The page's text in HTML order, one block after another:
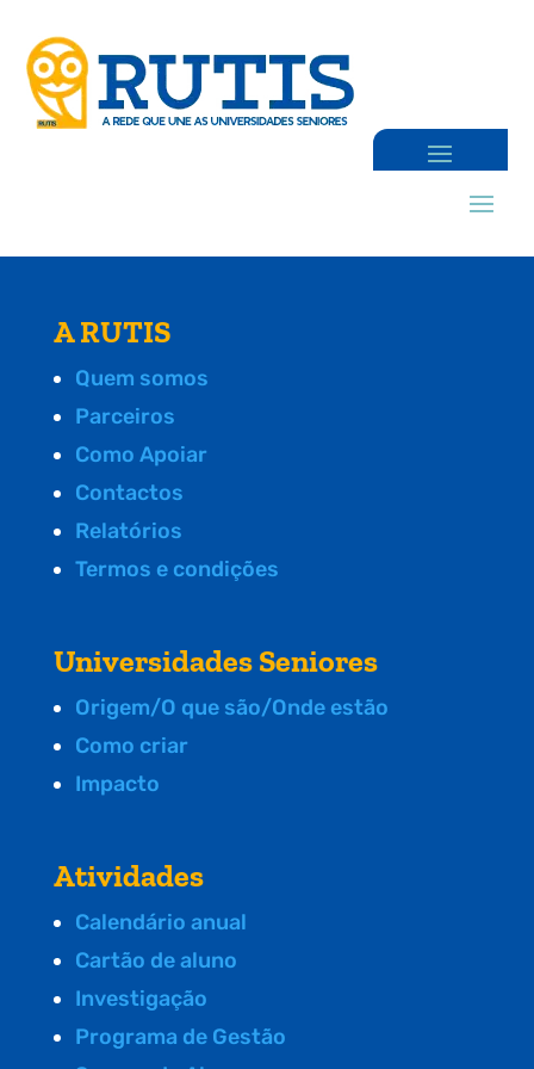
A RUTIS
Quem somos
Parceiros
Como Apoiar
Contactos
Relatórios
Termos e condições
Universidades Seniores
Origem/O que são/Onde estão
Como criar
Impacto
Atividades
Calendário anual
Cartão de aluno
Investigação
Programa de Gestão